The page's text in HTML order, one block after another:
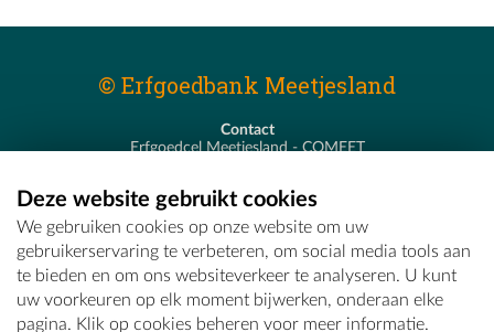
© Erfgoedbank Meetjesland
Contact
Erfgoedcel Meetjesland - COMEET
T - 09 373 75 96
E -erfgoedcel@comeet.be
Deze website gebruikt cookies
We gebruiken cookies op onze website om uw
gebruikerservaring te verbeteren, om social media tools aan
te bieden en om ons websiteverkeer te analyseren. U kunt
uw voorkeuren op elk moment bijwerken, onderaan elke
pagina. Klik op cookies beheren voor meer informatie.